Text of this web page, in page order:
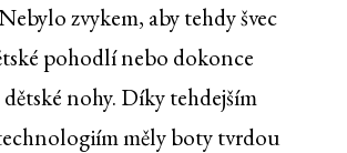
zvykem, aby tehdy švec
pohodlí nebo dokonce
nohy. Díky tehdejším
měly boty tvrdou